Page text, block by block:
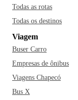
Assis. Quem
você está
Penápolis, não
Garden
os restaurantes
Pizzaria
Todas as rotas
Todas os destinos
Viagem
Buser Carro
Empresas de ônibus
Viagens Chapecó
Bus X